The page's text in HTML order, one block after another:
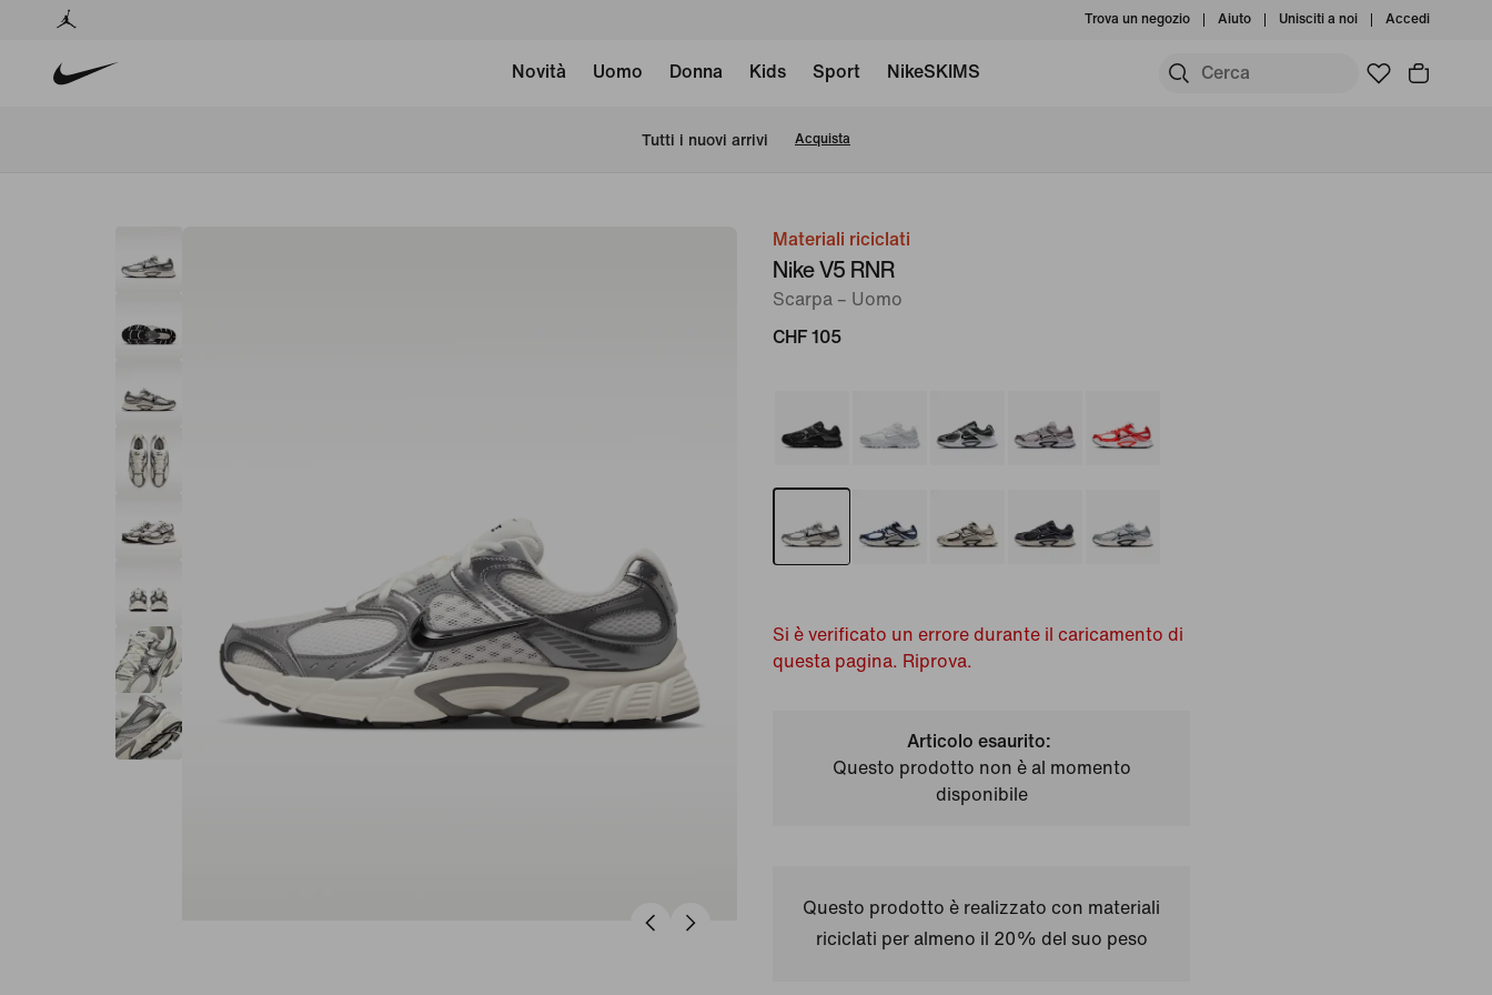
Trova un negozio Aiuto Unisciti a noi Accedi
Novità Uomo Donna Kids Sport NikeSKIMS
Tutti i nuovi arrivi Acquista
immagine
Materiali riciclati
Nike V5 RNR
Scarpa – Uomo
CHF 105
Si è verificato un errore durante il caricamento di
questa pagina. Riprova.
Articolo esaurito:
Questo prodotto non è al momento
disponibile
Questo prodotto è realizzato con materiali
riciclati per almeno il 20% del suo peso